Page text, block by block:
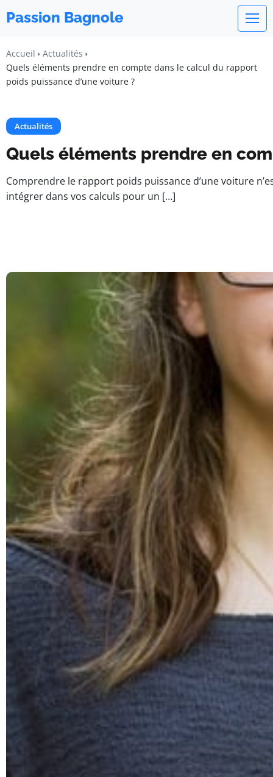
Passion Bagnole
Accueil
Actualités
Quels éléments prendre en compte dans le calcul du rapport
poids puissance d’une voiture ?
Actualités
Quels éléments prendre en
Comprendre le rapport poids puissance d’une voiture
intégrer dans vos calculs pour un […]